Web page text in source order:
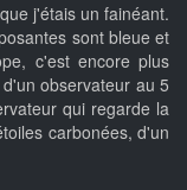
j'étais un fainéant.
sont bleue et
c'est encore plus
observateur au 5
qui regarde la
carbonées, d'un